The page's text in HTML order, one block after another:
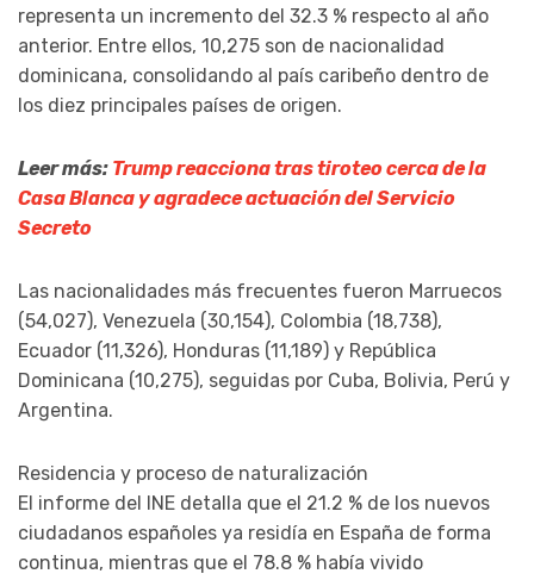
representa un incremento del 32.3 % respecto al año
anterior. Entre ellos, 10,275 son de nacionalidad
dominicana, consolidando al país caribeño dentro de
los diez principales países de origen.
Leer más: Trump reacciona tras tiroteo cerca de la
Casa Blanca y agradece actuación del Servicio
Secreto
Las nacionalidades más frecuentes fueron Marruecos
(54,027), Venezuela (30,154), Colombia (18,738),
Ecuador (11,326), Honduras (11,189) y República
Dominicana (10,275), seguidas por Cuba, Bolivia, Perú y
Argentina.
Residencia y proceso de naturalización
El informe del INE detalla que el 21.2 % de los nuevos
ciudadanos españoles ya residía en España de forma
continua, mientras que el 78.8 % había vivido